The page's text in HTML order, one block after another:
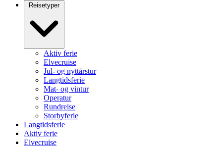
Reisetyper
Aktiv ferie
Elvecruise
Jul- og nyttårstur
Langtidsferie
Mat- og vintur
Operatur
Rundreise
Storbyferie
Langtidsferie
Aktiv ferie
Elvecruise